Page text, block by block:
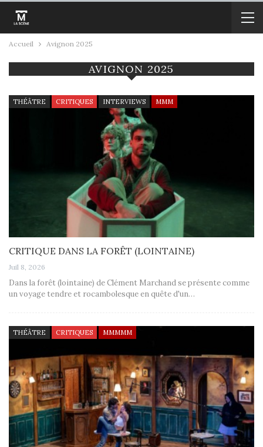
Accueil Avignon 2025
AVIGNON 2025
THÉÂTRE CRITIQUES INTERVIEWS MMM
CRITIQUE DANS LA FORÊT (LOINTAINE)
Juil 8, 2026
Dans la forêt (lointaine) de Clément Marchand se présente comme
un voyage tendre et rocambolesque en quête d'un…
THÉÂTRE CRITIQUES MMMMM